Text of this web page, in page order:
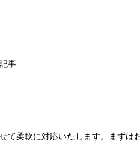
事
て柔軟に対応いたします。まずは